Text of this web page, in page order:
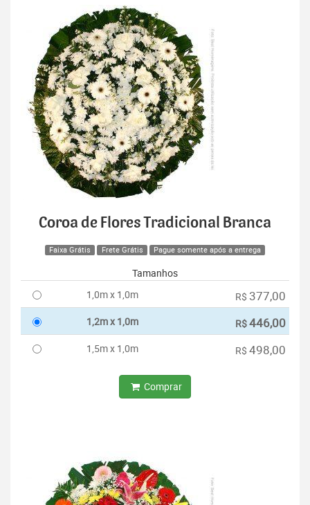
Coroa de Flores Tradicional Branca
Faixa Grátis Frete Grátis Pague somente após a entrega
Tamanhos
1,0m x 1,0m
R$ 377,00
1,2m x 1,0m R$446,00
1,5m x 1,0m R$ 498,00
Comprar